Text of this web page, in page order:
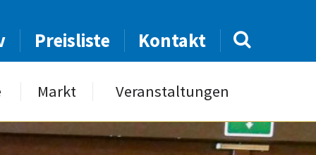
Preisliste Kontakt
Markt Veranstaltungen